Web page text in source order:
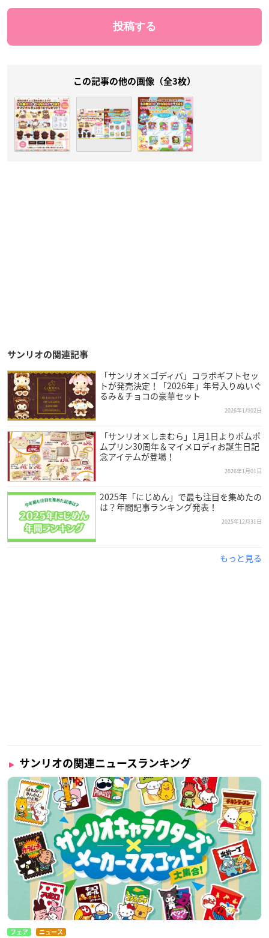
この記事の他の画像（全3枚）
サンリオの関連記事
「サンリオ×ゴディバ」コラボギフトセッ
トが発売決定！「2026年」年号入りぬいぐ
るみ＆チョコの豪華セット
2026年1月02日
「サンリオ×しまむら」1月1日よりポムポ
ムプリン30周年＆マイメロディお誕生日記
念アイテムが登場！
2026年1月01日
2025年「にじめん」で最も注目を集めたの
は？年間記事ランキング発表！
2025年12月31日
もっと見る
サンリオの関連ニュースランキング
フェア ニュース